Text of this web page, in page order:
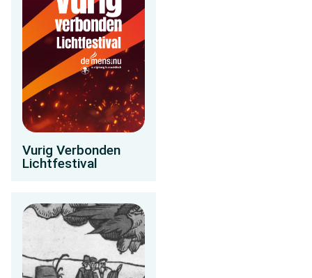
Vurig Verbonden
Lichtfestival